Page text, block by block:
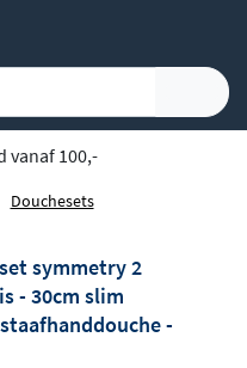
vanaf 100,-
Douchesets
symmetry 2
- 30cm slim
-